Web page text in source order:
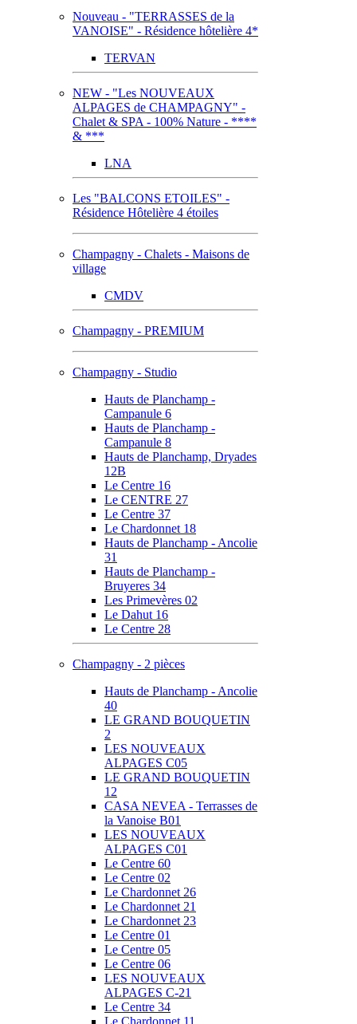
Nouveau - "TERRASSES de la
VANOISE" - Résidence hôtelière 4*
TERVAN
NEW - "Les NOUVEAUX
ALPAGES de CHAMPAGNY" -
Chalet & SPA - 100% Nature - ****
& ***
LNA
Les "BALCONS ETOILES" -
Résidence Hôtelière 4 étoiles
Champagny - Chalets - Maisons de
village
CMDV
Champagny - PREMIUM
Champagny - Studio
Hauts de Planchamp -
Campanule 6
Hauts de Planchamp -
Campanule 8
Hauts de Planchamp, Dryades
12B
Le Centre 16
Le CENTRE 27
Le Centre 37
Le Chardonnet 18
Hauts de Planchamp - Ancolie
31
Hauts de Planchamp -
Bruyeres 34
Les Primevères 02
Le Dahut 16
Le Centre 28
Champagny - 2 pièces
Hauts de Planchamp - Ancolie
40
LE GRAND BOUQUETIN
2
LES NOUVEAUX
ALPAGES C05
LE GRAND BOUQUETIN
12
CASA NEVEA - Terrasses de
la Vanoise B01
LES NOUVEAUX
ALPAGES C01
Le Centre 60
Le Centre 02
Le Chardonnet 26
Le Chardonnet 21
Le Chardonnet 23
Le Centre 01
Le Centre 05
Le Centre 06
LES NOUVEAUX
ALPAGES C-21
Le Centre 34
Le Chardonnet 11